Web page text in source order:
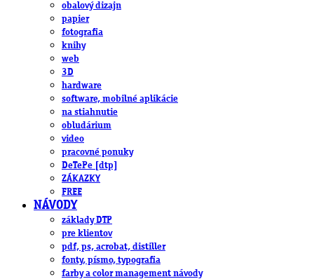
obalový dizajn
papier
fotografia
knihy
web
3D
hardware
software, mobilné aplikácie
na stiahnutie
obludárium
video
pracovné ponuky
DeTePe [dtp]
ZÁKAZKY
FREE
NÁVODY
základy DTP
pre klientov
pdf, ps, acrobat, distiller
fonty, písmo, typografia
farby a color management návody